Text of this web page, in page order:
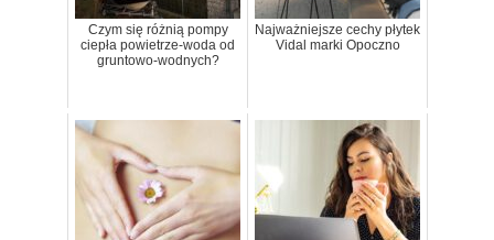
Czym się różnią pompy
ciepła powietrze-woda od
gruntowo-wodnych?
Najważniejsze cechy płytek
Vidal marki Opoczno